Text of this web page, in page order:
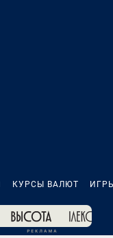
КУРСЫ ВАЛЮТ